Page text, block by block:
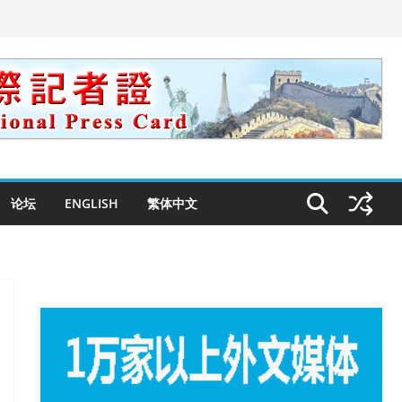
论坛 ENGLISH 繁体中文